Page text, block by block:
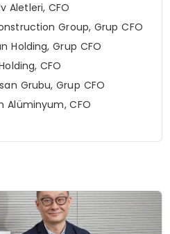
Aletleri, CFO
Group, Grup CFO
Holding, Grup CFO
CFO
Grubu, Grup CFO
Alüminyum, CFO